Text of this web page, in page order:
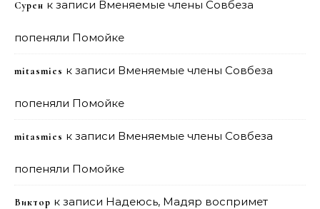
Сурен к записи Вменяемые члены Совбеза
попеняли Помойке
mitasmies к записи Вменяемые члены Совбеза
попеняли Помойке
mitasmies к записи Вменяемые члены Совбеза
попеняли Помойке
Виктор к записи Надеюсь, Мадяр воспримет